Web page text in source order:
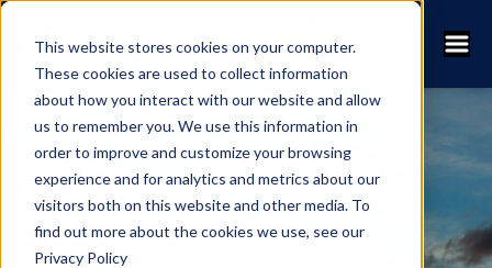
This website stores cookies on your computer.
These cookies are used to collect information
about how you interact with our website and allow
us to remember you. We use this information in
order to improve and customize your browsing
experience and for analytics and metrics about our
visitors both on this website and other media. To
find out more about the cookies we use, see our
Privacy Policy
RACEID LEARNING
CENTER